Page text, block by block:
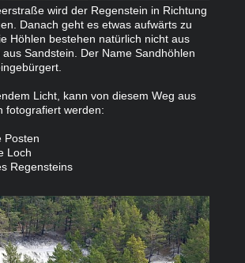
wird der Regenstein in Richtung
Danach geht es etwas aufwärts zu
Höhlen bestehen natürlich nicht aus
Sandstein. Der Name Sandhöhlen
Licht, kann von diesem Weg aus
fotografiert werden:
Posten
Loch
Regensteins